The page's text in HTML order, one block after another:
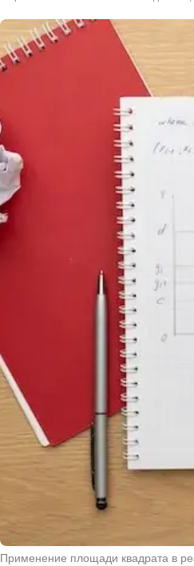
Применение площади квадрата в